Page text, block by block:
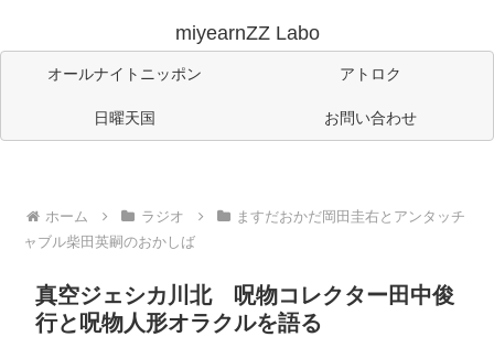
miyearnZZ Labo
オールナイトニッポン アトロク
日曜天国 お問い合わせ
ホーム ラジオ
ますだおかだ岡田圭右とアンタッチ
ャブル柴田英嗣のおかしば
真空ジェシカ川北 呪物コレクター田中俊
行と呪物人形オラクルを語る